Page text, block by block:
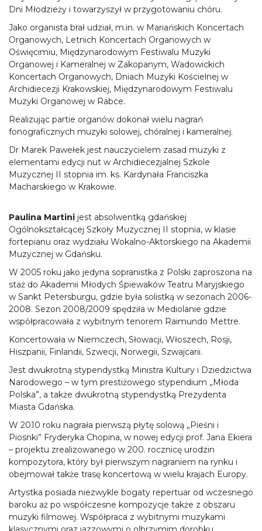
Dni Młodzieży i towarzyszył w przygotowaniu chóru.
Jako organista brał udział, m.in. w Mariańskich Koncertach
Organowych, Letnich Koncertach Organowych w
Oświęcimiu, Międzynarodowym Festiwalu Muzyki
Organowej i Kameralnej w Zakopanym, Wadowickich
Koncertach Organowych, Dniach Muzyki Kościelnej w
Archidiecezji Krakowskiej, Międzynarodowym Festiwalu
Muzyki Organowej w Rabce.
Realizując partie organów dokonał wielu nagrań
fonograficznych muzyki solowej, chóralnej i kameralnej.
Dr Marek Pawełek jest nauczycielem zasad muzyki z
elementami edycji nut w Archidiecezjalnej Szkole
Muzycznej II stopnia im. ks. Kardynała Franciszka
Macharskiego w Krakowie.
Paulina Martini jest absolwentką gdańskiej
Ogólnokształcącej Szkoły Muzycznej II stopnia, w klasie
fortepianu oraz wydziału Wokalno-Aktorskiego na Akademii
Muzycznej w Gdańsku.
W 2005 roku jako jedyna sopranistka z Polski zaproszona na
staż do Akademii Młodych Śpiewaków Teatru Maryjskiego
w Sankt Petersburgu, gdzie była solistką w sezonach 2006-
2008. Sezon 2008/2009 spędziła w Mediolanie gdzie
współpracowała z wybitnym tenorem Raimundo Mettre.
Koncertowała w Niemczech, Słowacji, Włoszech, Rosji,
Hiszpanii, Finlandii, Szwecji, Norwegii, Szwajcarii.
Jest dwukrotną stypendystką Ministra Kultury i Dziedzictwa
Narodowego – w tym prestiżowego stypendium „Młoda
Polska”, a także dwukrotną stypendystką Prezydenta
Miasta Gdańska.
W 2010 roku nagrała pierwszą płytę solową „Pieśni i
Piosnki” Fryderyka Chopina, w nowej edycji prof. Jana Ekiera
– projektu zrealizowanego w 200. rocznicę urodzin
kompozytora, który był pierwszym nagraniem na rynku i
obejmował także trasę koncertową w wielu krajach Europy.
Artystka posiada niezwykle bogaty repertuar od wczesnego
baroku aż po współczesne kompozycje także z obszaru
muzyki filmowej. Współpraca z wybitnymi muzykami